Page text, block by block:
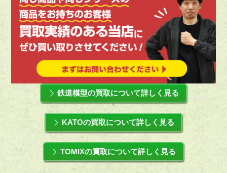
鉄道模型の買取について詳しく見る
KATOの買取について詳しく見る
TOMIXの買取について詳しく見る